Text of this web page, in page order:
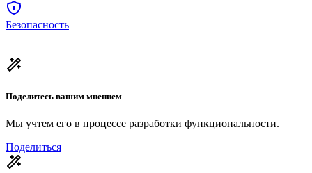
Безопасность
Поделитесь вашим мнением
Мы учтем его в процессе разработки функциональности.
Поделиться